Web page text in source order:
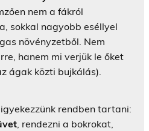
nem a fákról
sokkal nagyobb eséllyel
növényzetből. Nem
hanem mi verjük le őket
ágak közti bujkálás).
rendben tartani:
, rendezni a bokrokat,